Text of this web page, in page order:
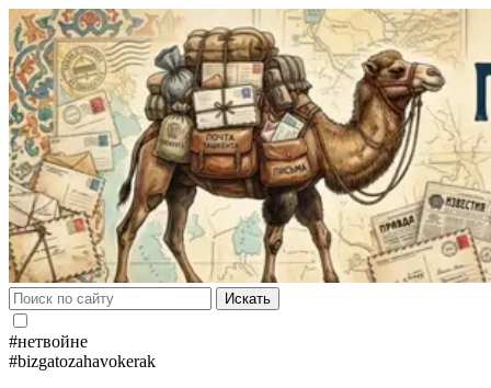
Искать
#нетвойне
#bizgatozahavokerak